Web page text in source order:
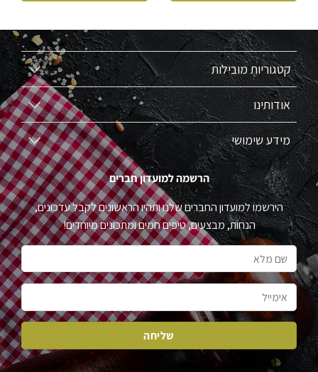
קטגוריות מובילות
אודותינו
מידע שימושי
הרשמה למועדון חברים
הירשמו למועדון החברים שלנו ותהיו הראשונים לקבל עדכונים,
הנחות, מבצעים, טיפים חמים ומתכונים מיוחדים!